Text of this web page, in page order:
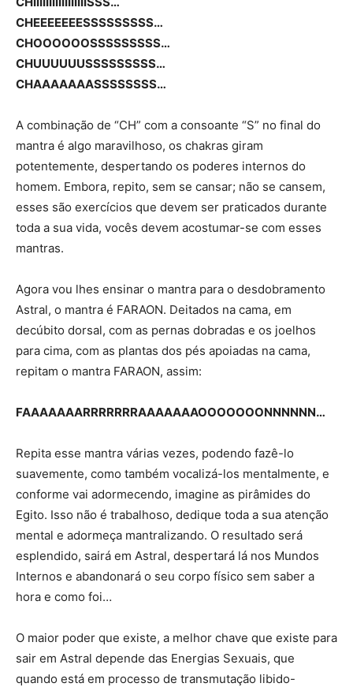
CHEEEEEEESSSSSSSSS…
CHOOOOOOSSSSSSSSS…
CHUUUUUUSSSSSSSSS…
CHAAAAAAASSSSSSSS…
A combinação de “CH” com a consoante “S” no final do
mantra é algo maravilhoso, os chakras giram
potentemente, despertando os poderes internos do
homem. Embora, repito, sem se cansar; não se cansem,
esses são exercícios que devem ser praticados durante
toda a sua vida, vocês devem acostumar-se com esses
mantras.
Agora vou lhes ensinar o mantra para o desdobramento
Astral, o mantra é FARAON. Deitados na cama, em
decúbito dorsal, com as pernas dobradas e os joelhos
para cima, com as plantas dos pés apoiadas na cama,
repitam o mantra FARAON, assim:
FAAAAAAARRRRRRRAAAAAAAOOOOOOONNNNNN…
Repita esse mantra várias vezes, podendo fazê-lo
suavemente, como também vocalizá-los mentalmente, e
conforme vai adormecendo, imagine as pirâmides do
Egito. Isso não é trabalhoso, dedique toda a sua atenção
mental e adormeça mantralizando. O resultado será
esplendido, sairá em Astral, despertará lá nos Mundos
Internos e abandonará o seu corpo físico sem saber a
hora e como foi…
O maior poder que existe, a melhor chave que existe para
sair em Astral depende das Energias Sexuais, que
quando está em processo de transmutação libido-